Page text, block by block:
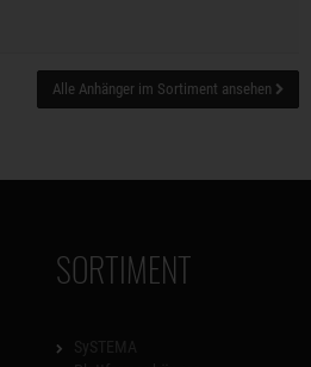
Alle Anhänger im Sortiment ansehen
SORTIMENT